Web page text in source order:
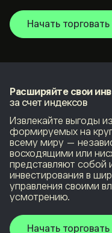
Начать
Расширяйте свои
за счет индексов
Извлекайте выгоды
формируемых на
всему миру —
восходящими или
представляют собой
инвестирования в
управления своими
усмотрению.
Начать